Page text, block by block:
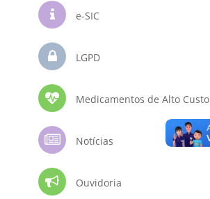
e-SIC
LGPD
Medicamentos de Alto Custo
Notícias
Ouvidoria